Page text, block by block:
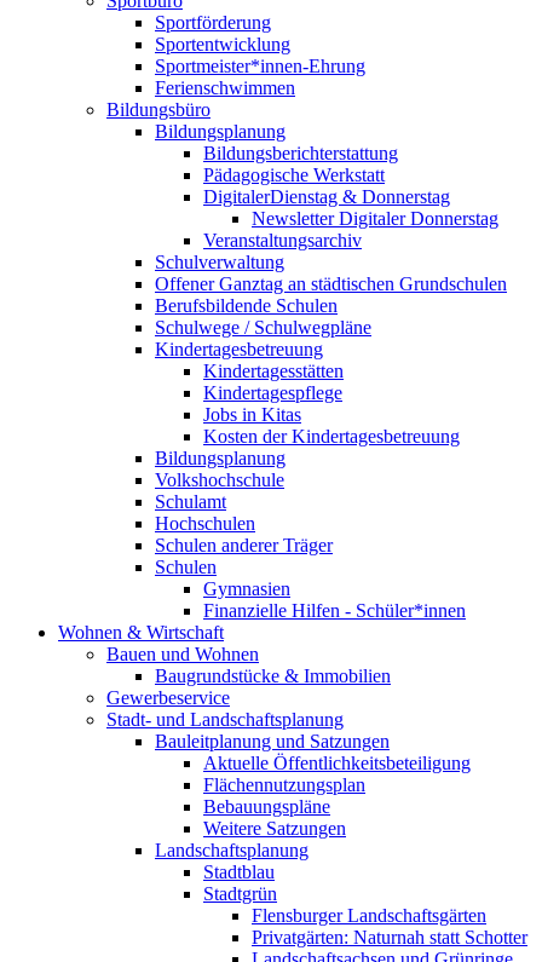
Sportförderung
Sportentwicklung
Sportmeister*innen-Ehrung
Ferienschwimmen
Bildungsbüro
Bildungsplanung
Bildungsberichterstattung
Pädagogische Werkstatt
DigitalerDienstag & Donnerstag
Newsletter Digitaler Donnerstag
Veranstaltungsarchiv
Schulverwaltung
Offener Ganztag an städtischen Grundschulen
Berufsbildende Schulen
Schulwege / Schulwegpläne
Kindertagesbetreuung
Kindertagesstätten
Kindertagespflege
Jobs in Kitas
Kosten der Kindertagesbetreuung
Bildungsplanung
Volkshochschule
Schulamt
Hochschulen
Schulen anderer Träger
Schulen
Gymnasien
Finanzielle Hilfen - Schüler*innen
Wohnen & Wirtschaft
Bauen und Wohnen
Baugrundstücke & Immobilien
Gewerbeservice
Stadt- und Landschaftsplanung
Bauleitplanung und Satzungen
Aktuelle Öffentlichkeitsbeteiligung
Flächennutzungsplan
Bebauungspläne
Weitere Satzungen
Landschaftsplanung
Stadtblau
Stadtgrün
Flensburger Landschaftsgärten
Privatgärten: Naturnah statt Schotter